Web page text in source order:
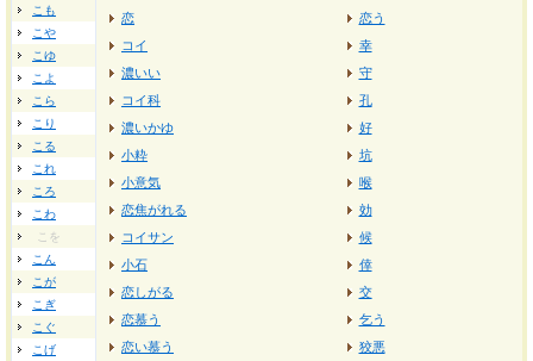
こも
こや
こゆ
こよ
こら
こり
こる
これ
ころ
こわ
こを
こん
こが
こぎ
こぐ
こげ
恋
コイ
濃いい
コイ科
濃いかゆ
小粋
小意気
恋焦がれる
コイサン
小石
恋しがる
恋慕う
恋い慕う
恋う
幸
守
孔
好
坑
喉
効
候
倖
交
乞う
狡悪